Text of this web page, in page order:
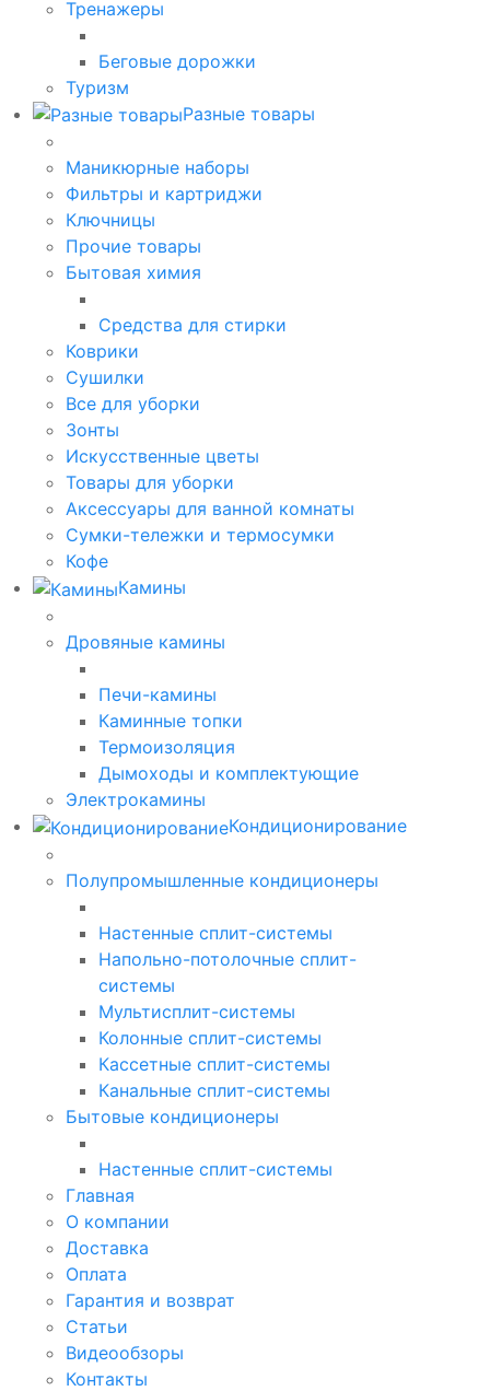
Тренажеры
Беговые дорожки
Туризм
Разные товары
Маникюрные наборы
Фильтры и картриджи
Ключницы
Прочие товары
Бытовая химия
Средства для стирки
Коврики
Сушилки
Все для уборки
Зонты
Искусственные цветы
Товары для уборки
Аксессуары для ванной комнаты
Сумки-тележки и термосумки
Кофе
Камины
Дровяные камины
Печи-камины
Каминные топки
Термоизоляция
Дымоходы и комплектующие
Электрокамины
Кондиционирование
Полупромышленные кондиционеры
Настенные сплит-системы
Напольно-потолочные сплит-
системы
Мультисплит-системы
Колонные сплит-системы
Кассетные сплит-системы
Канальные сплит-системы
Бытовые кондиционеры
Настенные сплит-системы
Главная
О компании
Доставка
Оплата
Гарантия и возврат
Статьи
Видеообзоры
Контакты